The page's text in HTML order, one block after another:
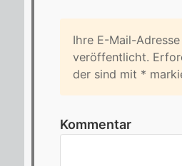
Ihre E-Mail-
ver­öf­fent­licht.
der sind mit *
Kommentar